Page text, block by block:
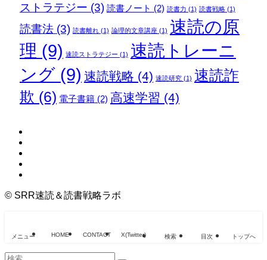
ストラテジー (3) 読書ノート (2) 読書力 (1) 読書戦略(1)
読書法(3) 読書離れ(1) 論理的文章講座(1) 速読の原
理 (9) 速読ストラテジー (1) 速読トレーニ
ング(9) 速読戦略 (4) 速読研究(1) 速読詐
欺 (6) 電子書籍(2) 高速学習 (4)
© SRR速読＆読書戦略ラボ
メニュー HOME CONTACT X(Twitter) 検索 目次 トップへ